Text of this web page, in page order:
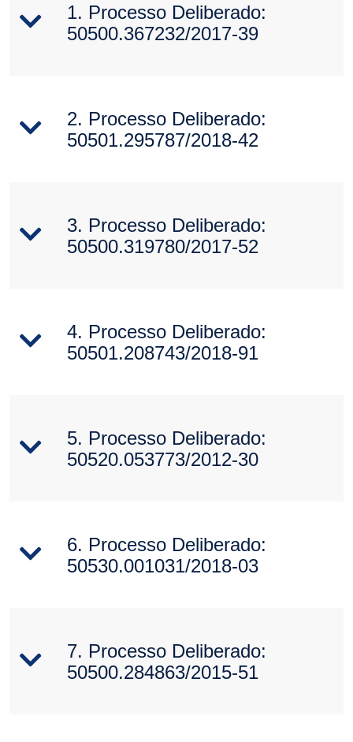
1. Processo Deliberado:
50500.367232/2017-39
2. Processo Deliberado:
50501.295787/2018-42
3. Processo Deliberado:
50500.319780/2017-52
4. Processo Deliberado:
50501.208743/2018-91
5. Processo Deliberado:
50520.053773/2012-30
6. Processo Deliberado:
50530.001031/2018-03
7. Processo Deliberado:
50500.284863/2015-51